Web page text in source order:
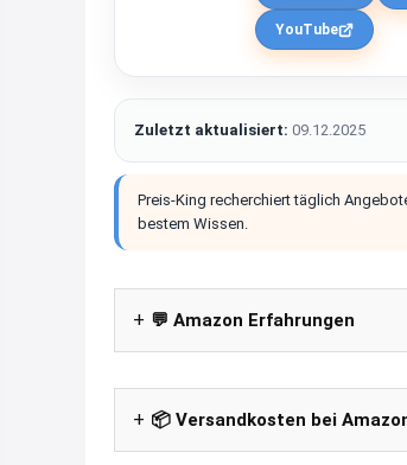
YouTube
Zuletzt aktualisiert: 09.12.2025
Preis-King recherchiert täglich
bestem Wissen.
💬 Amazon Erfahrungen
📦 Versandkosten bei